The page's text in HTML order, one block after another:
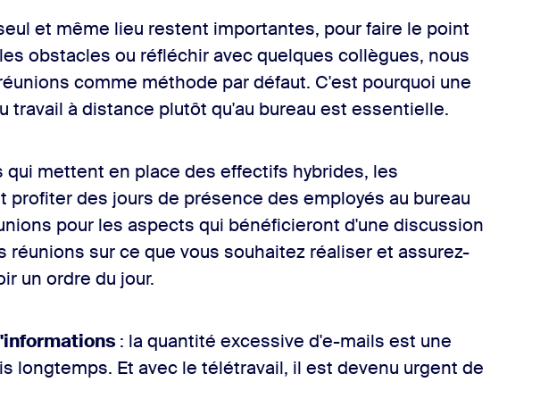
et même lieu restent importantes, pour faire le point
obstacles ou réfléchir avec quelques collègues, nous
comme méthode par défaut. C'est pourquoi une
travail à distance plutôt qu'au bureau est essentielle.
qui mettent en place des effectifs hybrides, les
profiter des jours de présence des employés au bureau
pour les aspects qui bénéficieront d'une discussion
réunions sur ce que vous souhaitez réaliser et assurez-
un ordre du jour.
: la quantité excessive d'e-mails est une
longtemps. Et avec le télétravail, il est devenu urgent de